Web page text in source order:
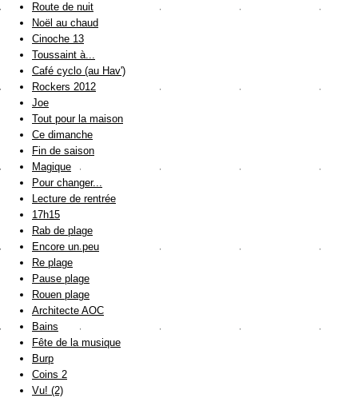
Route de nuit
Noël au chaud
Cinoche 13
Toussaint à...
Café cyclo (au Hav')
Rockers 2012
Joe
Tout pour la maison
Ce dimanche
Fin de saison
Magique
Pour changer...
Lecture de rentrée
17h15
Rab de plage
Encore un peu
Re plage
Pause plage
Rouen plage
Architecte AOC
Bains
Fête de la musique
Burp
Coins 2
Vu! (2)